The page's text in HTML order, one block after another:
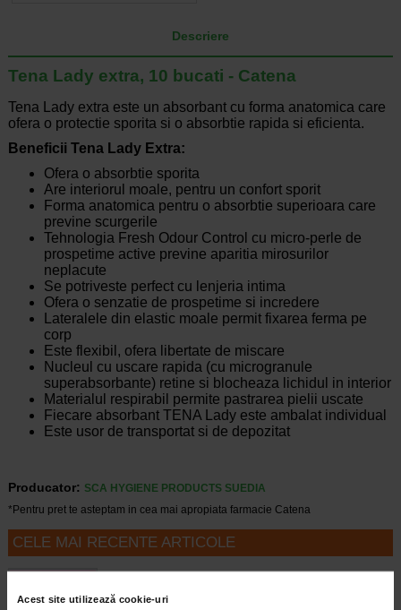
Acest site utilizează cookie-uri
Descriere
Tena Lady extra, 10 bucati - Catena
Tena Lady extra este un absorbant cu forma anatomica care
ofera o protectie sporita si o absorbtie rapida si eficienta.
Beneficii Tena Lady Extra:
Ofera o absorbtie sporita
Are interiorul moale, pentru un confort sporit
Forma anatomica pentru o absorbtie superioara care
previne scurgerile
Tehnologia Fresh Odour Control cu micro-perle de
prospetime active previne aparitia mirosurilor
neplacute
Se potriveste perfect cu lenjeria intima
Ofera o senzatie de prospetime si incredere
Lateralele din elastic moale permit fixarea ferma pe
corp
Este flexibil, ofera libertate de miscare
Nucleul cu uscare rapida (cu microgranule
superabsorbante) retine si blocheaza lichidul in interior
Materialul respirabil permite pastrarea pielii uscate
Fiecare absorbant TENA Lady este ambalat individual
Este usor de transportat si de depozitat
Producator: SCA HYGIENE PRODUCTS SUEDIA
*Pentru pret te asteptam in cea mai apropiata farmacie Catena
CELE MAI RECENTE ARTICOLE
Cum sa va dezvoltati inteligenta emotionala: